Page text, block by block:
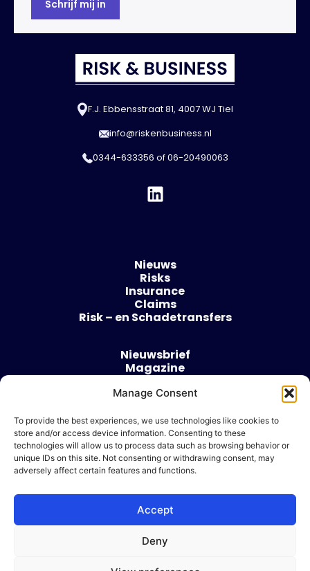
Manage Consent
To provide the best experiences, we use technologies like cookies to
store and/or access device information. Consenting to these
technologies will allow us to process data such as browsing behavior or
unique IDs on this site. Not consenting or withdrawing consent, may
adversely affect certain features and functions.
Accept
Deny
F.J. Ebbensstraat 81, 4007 WJ Tiel
info@riskenbusiness.nl
0344-633356 of06-20490063
Nieuws
Risks
Insurance
Claims
Risk – en Schadetransfers
Nieuwsbrief
Magazine
Over
Algemene voorwaarden
Cookie beleid
Ik wil adverteren
© 2026 Risk & Business